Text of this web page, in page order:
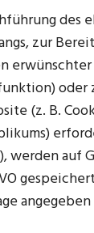
des
zur
oder
(z. B.
werden auf